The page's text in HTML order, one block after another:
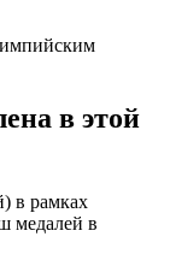
в этой
в рамках
медалей в